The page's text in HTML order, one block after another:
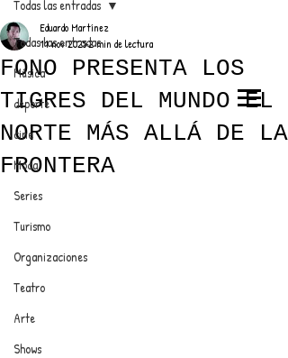
ANUNCIATE CON NOSOTROS
PARA MÁS INFORMACIÓN:
dinamicaseltrendytop@gmail.com
EL TRENDY TOP
CON EDDY MARTINEZ
Todas las entradas
Música
deporte
cine
Moda
Series
Turismo
Organizaciones
Teatro
Arte
Shows
Todas las entradas
FONO PRESENTA LOS
TIGRES DEL MUNDO EL
NORTE MÁS ALLÁ DE LA
FRONTERA
Eduardo Martínez
11 nov 20252 min de lectura